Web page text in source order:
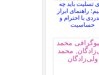
تسلیت باید چه
راهنمای ابراز
با احترام و
حساسیت